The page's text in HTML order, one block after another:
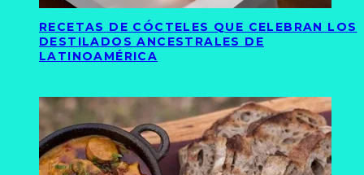
RECETAS DE CÓCTELES QUE CELEBRAN LOS
DESTILADOS ANCESTRALES DE
LATINOAMÉRICA